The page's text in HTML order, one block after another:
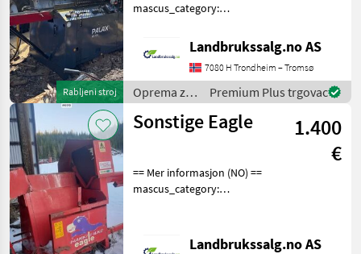
Rabljeni stroj
mascus_category:
provide reference number
upon request: 4590 See
en.landbrukssalg.no/4590
for more images Spe
Landbrukssalg.no AS
7080 H Trondheim – Tromsø
Oprema za
šumu i
obradu
Premium Plus trgovac
Sonstige Eagle
1.400
€
== Mer informasjon (NO) ==
mascus_category:
upon request: 6919 See
Landbrukssalg.no AS